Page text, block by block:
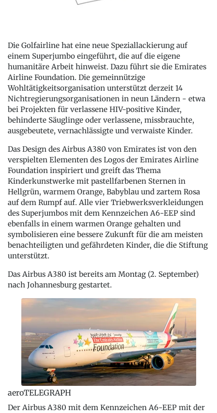
Die Golfairline hat eine neue Speziallackierung auf
einem Superjumbo eingeführt, die auf die eigene
humanitäre Arbeit hinweist. Dazu führt sie die Emirates
Airline Foundation. Die gemeinnützige
Wohltätigkeitsorganisation unterstützt derzeit 14
Nichtregierungsorganisationen in neun Ländern - etwa
bei Projekten für verlassene HIV-positive Kinder,
behinderte Säuglinge oder verlassene, missbrauchte,
ausgebeutete, vernachlässigte und verwaiste Kinder.
Das Design des Airbus A380 von Emirates ist von den
verspielten Elementen des Logos der Emirates Airline
Foundation inspiriert und greift das Thema
Kinderkunstwerke mit pastellfarbenen Sternen in
Hellgrün, warmem Orange, Babyblau und zartem Rosa
auf dem Rumpf auf. Alle vier Triebwerksverkleidungen
des Superjumbos mit dem Kennzeichen A6-EEP sind
ebenfalls in einem warmen Orange gehalten und
symbolisieren eine bessere Zukunft für die am meisten
benachteiligten und gefährdeten Kinder, die die Stiftung
unterstützt.
Das Airbus A380 ist bereits am Montag (2. September)
nach Johannesburg gestartet.
aeroTELEGRAPH
Der Airbus A380 mit dem Kennzeichen A6-EEP mit der